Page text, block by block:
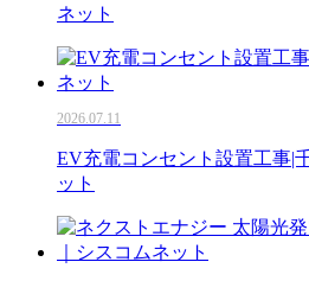
ネット
2026.07.11
EV充電コンセント設置工事|
ット